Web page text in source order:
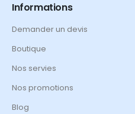
Informations
Demander un devis
Boutique
Nos servies
Nos promotions
Blog